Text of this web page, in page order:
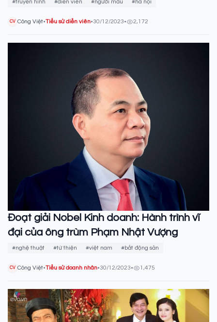
#truyền hình #diễn viên #người mẫu #hà nội
CV Công Việt•Tiểu sử diễn viên•30/12/2023• 2,172
Đoạt giải Nobel Kinh doanh: Hành trình vĩ
đại của ông trùm Phạm Nhật Vượng
#nghệ thuật #từ thiện #việt nam #bất động sản
CV Công Việt•Tiểu sử doanh nhân•30/12/2023• 1,475